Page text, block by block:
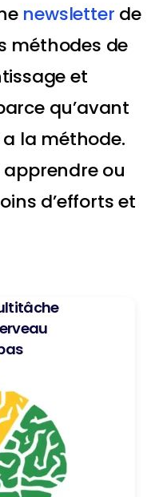
newsletter de
méthodes de
et
qu’avant
la méthode.
apprendre ou
d’efforts et